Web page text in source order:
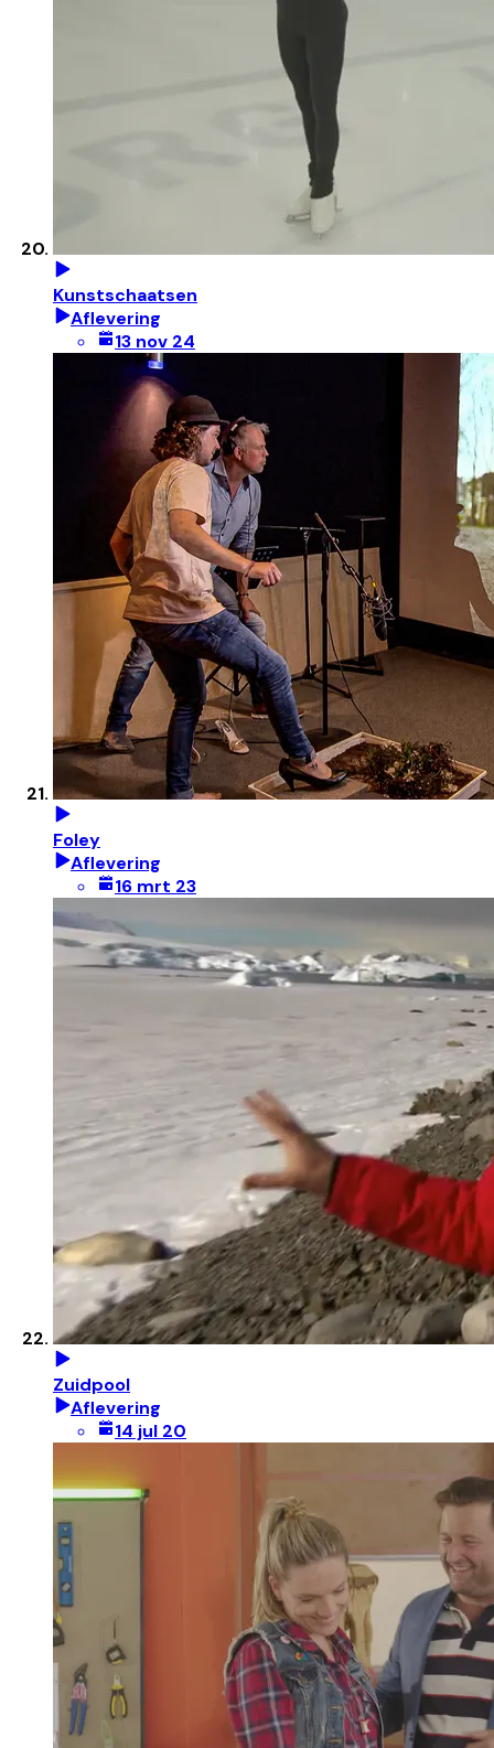
Kunstschaatsen
Aflevering
13 nov 24
Foley
Aflevering
16 mrt 23
Zuidpool
Aflevering
14 jul 20